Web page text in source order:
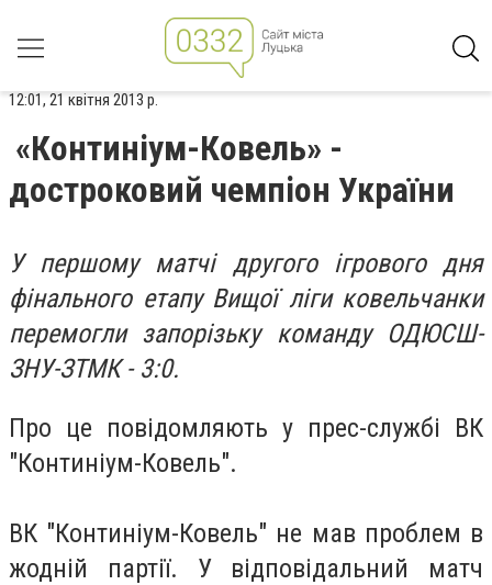
12:01, 21 квітня 2013 р.
«Континіум-Ковель» -
достроковий чемпіон України
У першому матчі другого ігрового дня
фінального етапу Вищої ліги ковельчанки
перемогли запорізьку команду ОДЮСШ-
ЗНУ-ЗТМК - 3:0.
Про це повідомляють у прес-службі ВК
"Континіум-Ковель".
ВК "Континіум-Ковель" не мав проблем в
жодній партії. У відповідальний матч